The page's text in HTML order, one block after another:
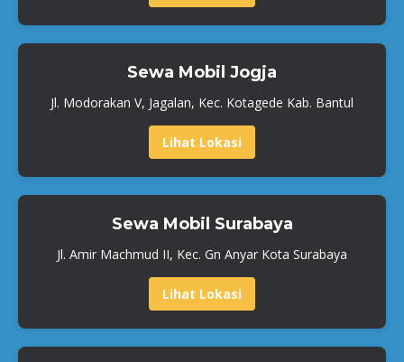
Sewa Mobil Jogja
Jl. Modorakan V, Jagalan, Kec. Kotagede Kab. Bantul
Lihat Lokasi
Sewa Mobil Surabaya
Jl. Amir Machmud II, Kec. Gn Anyar Kota Surabaya
Lihat Lokasi